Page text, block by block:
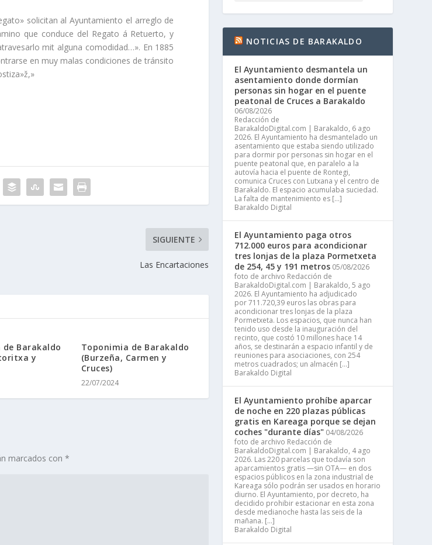
solicitan al Ayuntamiento el arreglo de
que conduce del Regato á Retuerto, y
mit alguna comodidad…». En 1885
en muy malas condiciones de tránsito
SIGUIENTE
Las Encartaciones
Barakaldo
y
Toponimia de Barakaldo
(Burzeña, Carmen y
Cruces)
22/07/2024
marcados con*
NOTICIAS DE BARAKALDO
El Ayuntamiento desmantela un
asentamiento donde dormían
personas sin hogar en el puente
peatonal de Cruces a Barakaldo
06/08/2026
Redacción de
BarakaldoDigital.com | Barakaldo, 6 ago
2026. El Ayuntamiento ha desmantelado un
asentamiento que estaba siendo utilizado
para dormir por personas sin hogar en el
puente peatonal que, en paralelo a la
autovía hacia el puente de Rontegi,
comunica Cruces con Lutxana y el centro de
Barakaldo. El espacio acumulaba suciedad.
La falta de mantenimiento es […]
Barakaldo Digital
El Ayuntamiento paga otros
712.000 euros para acondicionar
tres lonjas de la plaza Pormetxeta
de 254, 45 y 191 metros 05/08/2026
foto de archivo Redacción de
BarakaldoDigital.com | Barakaldo, 5 ago
2026. El Ayuntamiento ha adjudicado
por 711.720,39 euros las obras para
acondicionar tres lonjas de la plaza
Pormetxeta. Los espacios, que nunca han
tenido uso desde la inauguración del
recinto, que costó 10 millones hace 14
años, se destinarán a espacio infantil y de
reuniones para asociaciones, con 254
metros cuadrados; un almacén […]
Barakaldo Digital
El Ayuntamiento prohíbe aparcar
de noche en 220 plazas públicas
gratis en Kareaga porque se dejan
coches "durante días" 04/08/2026
foto de archivo Redacción de
BarakaldoDigital.com | Barakaldo, 4 ago
2026. Las 220 parcelas que todavía son
aparcamientos gratis —sin OTA— en dos
espacios públicos en la zona industrial de
Kareaga sólo podrán ser usados en horario
diurno. El Ayuntamiento, por decreto, ha
decidido prohibir estacionar en esta zona
desde medianoche hasta las seis de la
mañana. […]
Barakaldo Digital